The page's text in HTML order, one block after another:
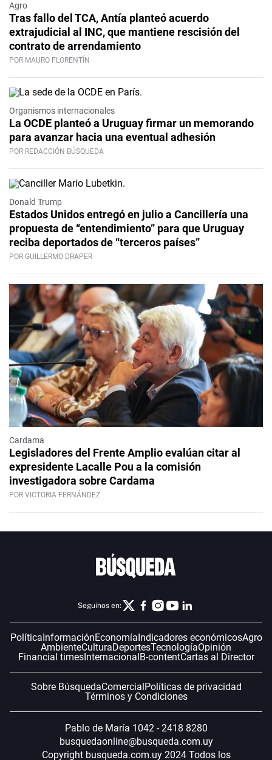
Agro
Tras fallo del TCA, Antía planteó acuerdo
extrajudicial al INC, que mantiene rescisión del
contrato de arrendamiento
POR MAURO FLORENTÍN
Organismos internacionales
La OCDE planteó a Uruguay firmar un memorando
para avanzar hacia una eventual adhesión
POR REDACCIÓN BÚSQUEDA
Donald Trump
Estados Unidos entregó en julio a Cancillería una
propuesta de “entendimiento” para que Uruguay
reciba deportados de “terceros países”
POR GUILLERMO DRAPER
Cardama
Legisladores del Frente Amplio evalúan citar al
expresidente Lacalle Pou a la comisión
investigadora sobre Cardama
POR VICTORIA FERNÁNDEZ
Seguinos en:
PolíticaInformaciónEconomíaIndicadores económicosAgro
AmbienteCulturaDeportesTecnologíaOpinión
Financial timesInternacionalB-contentCartas al Director
Sobre BúsquedaComercialPolíticas de privacidad
Términos y Condiciones
Pablo de María 1042 - 2418 8280
busquedaonline@busqueda.com.uy
Copyright busqueda.com.uy 2024 Todos los